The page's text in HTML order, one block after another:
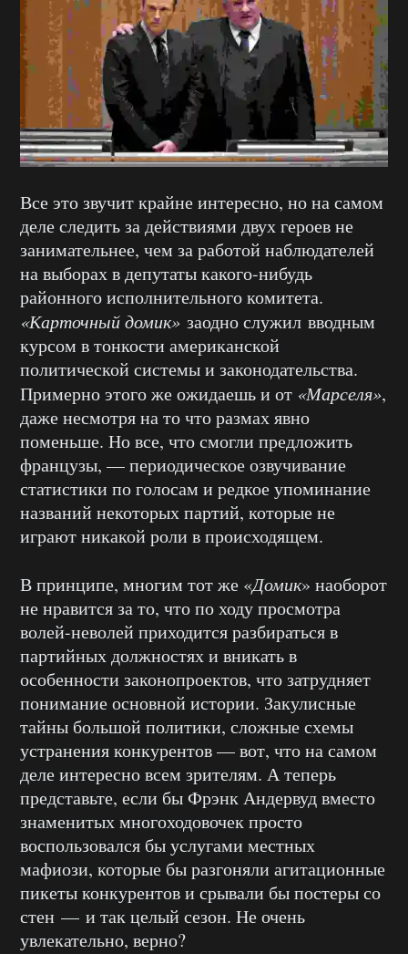
Все это звучит крайне интересно, но на самом
деле следить за действиями двух героев не
занимательнее, чем за работой наблюдателей
на выборах в депутаты какого-нибудь
районного исполнительного комитета.
«Карточный домик» заодно служил вводным
курсом в тонкости американской
политической системы и законодательства.
Примерно этого же ожидаешь и от «Марселя»,
даже несмотря на то что размах явно
поменьше. Но все, что смогли предложить
французы, — периодическое озвучивание
статистики по голосам и редкое упоминание
названий некоторых партий, которые не
играют никакой роли в происходящем.
В принципе, многим тот же «Домик» наоборот
не нравится за то, что по ходу просмотра
волей-неволей приходится разбираться в
партийных должностях и вникать в
особенности законопроектов, что затрудняет
понимание основной истории. Закулисные
тайны большой политики, сложные схемы
устранения конкурентов — вот, что на самом
деле интересно всем зрителям. А теперь
представьте, если бы Фрэнк Андервуд вместо
знаменитых многоходовочек просто
воспользовался бы услугами местных
мафиози, которые бы разгоняли агитационные
пикеты конкурентов и срывали бы постеры со
стен — и так целый сезон. Не очень
увлекательно, верно?